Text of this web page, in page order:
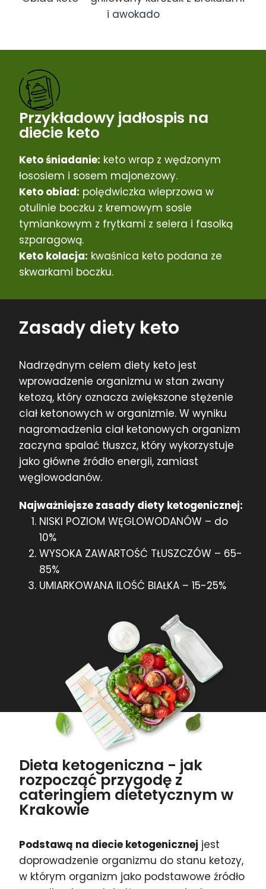
i awokado
Przykładowy jadłospis na
diecie keto
Keto śniadanie: keto wrap z wędzonym
łososiem i sosem majonezowy.
Keto obiad: polędwiczka wieprzowa w
otulinie boczku z kremowym sosie
tymiankowym z frytkami z selera i fasolką
szparagową.
Keto kolacja: kwaśnica keto podana ze
skwarkami boczku.
Zasady diety keto
Nadrzędnym celem diety keto jest
wprowadzenie organizmu w stan zwany
ketozą, który oznacza zwiększone stężenie
ciał ketonowych w organizmie. W wyniku
nagromadzenia ciał ketonowych organizm
zaczyna spalać tłuszcz, który wykorzystuje
jako główne źródło energii, zamiast
węglowodanów.
Najważniejsze zasady diety ketogenicznej:
NISKI POZIOM WĘGLOWODANÓW – do
10%
WYSOKA ZAWARTOŚĆ TŁUSZCZÓW – 65-
85%
UMIARKOWANA ILOŚĆ BIAŁKA – 15-25%
Dieta ketogeniczna - jak
rozpocząć przygodę z
cateringiem dietetycznym w
Krakowie
Podstawą na diecie ketogenicznej jest
doprowadzenie organizmu do stanu ketozy,
w którym organizm jako podstawowe źródło